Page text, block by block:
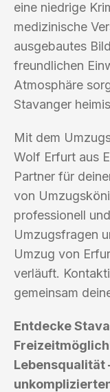
eine niedrige
medizinische
ausgebautes
freundlichen
Atmosphäre
Stavanger
Mit dem
Wolf Erfurt aus
Partner für
von
professionell
Umzugsfragen
Umzug von
verläuft.
gemeinsam
Entdecke
Lebensqualität